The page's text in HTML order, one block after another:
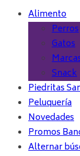
Alimento
Perros
Gatos
Snack
Piedritas
Peluquería
Novedades
Promos
Alternar